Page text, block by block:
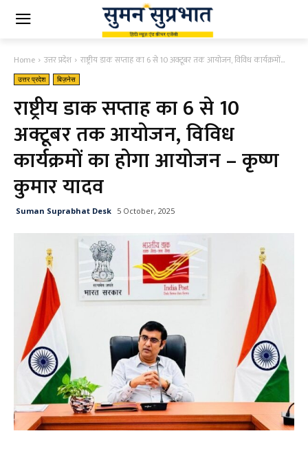
Home उत्तर प्रदेश राष्ट्रीय डाक सप्ताह का 6 से 10 अक्टूबर तक आयोजन, विविध कार्यक्रमों...
उत्तर प्रदेश बिज़नेस
राष्ट्रीय डाक सप्ताह का 6 से 10
अक्टूबर तक आयोजन, विविध
कार्यक्रमों का होगा आयोजन – कृष्ण
कुमार यादव
Suman Suprabhat Desk 5 October, 2025